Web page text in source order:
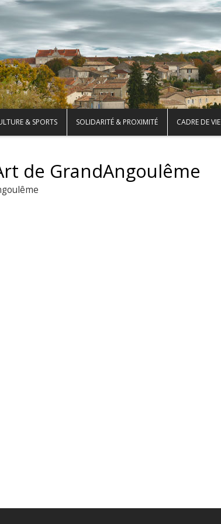
& SPORTS SOLIDARITÉ & PROXIMITÉ CADRE DE VIE
de GrandAngoulême